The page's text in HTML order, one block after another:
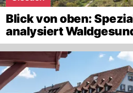
Blick von oben:
analysiert